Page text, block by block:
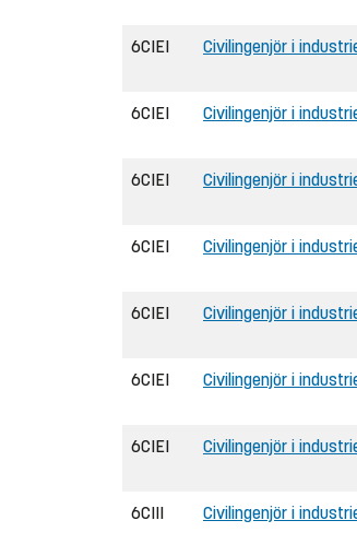
6CIEI Civilingenjör i
6CIEI Civilingenjör i
6CIEI Civilingenjör i
6CIEI Civilingenjör i
6CIEI Civilingenjör i
6CIEI Civilingenjör i
6CIEI Civilingenjör i
6CIII Civilingenjör i